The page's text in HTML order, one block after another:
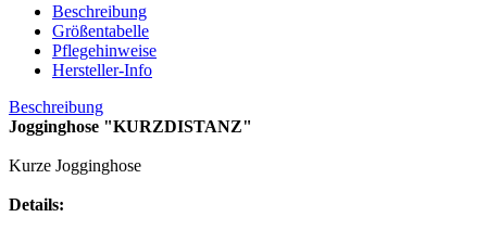
Beschreibung
Größentabelle
Pflegehinweise
Hersteller-Info
Beschreibung
Jogginghose "KURZDISTANZ"
Kurze Jogginghose
Details: